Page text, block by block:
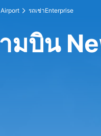
รถเช่าEnterprise
มบิน